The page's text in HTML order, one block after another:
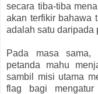
secara tiba-tiba
akan terfikir bahawa
adalah satu daripada
Pada masa sama,
petanda mahu
sambil misi utama
flag bagi